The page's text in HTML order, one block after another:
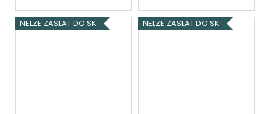
NELZE ZASLAT DO SK NELZE ZASLAT DO SK